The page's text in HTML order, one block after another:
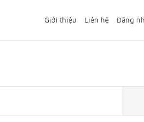
Giới thiệu Liên hệ Đăng